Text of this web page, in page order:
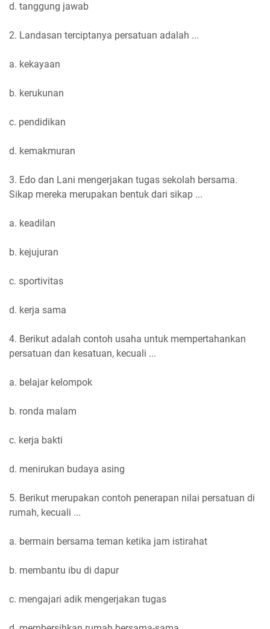
d. tanggung jawab
2. Landasan terciptanya persatuan adalah ...
a. kekayaan
b. kerukunan
c. pendidikan
d. kemakmuran
3. Edo dan Lani mengerjakan tugas sekolah bersama.
Sikap mereka merupakan bentuk dari sikap ...
a. keadilan
b. kejujuran
c. sportivitas
d. kerja sama
4. Berikut adalah contoh usaha untuk mempertahankan
persatuan dan kesatuan, kecuali ...
a. belajar kelompok
b. ronda malam
c. kerja bakti
d. menirukan budaya asing
5. Berikut merupakan contoh penerapan nilai persatuan di
rumah, kecuali ...
a. bermain bersama teman ketika jam istirahat
b. membantu ibu di dapur
c. mengajari adik mengerjakan tugas